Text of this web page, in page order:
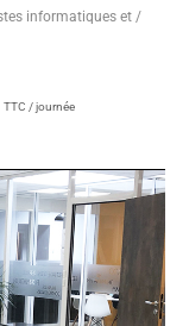
informatiques et /
TTC / journée